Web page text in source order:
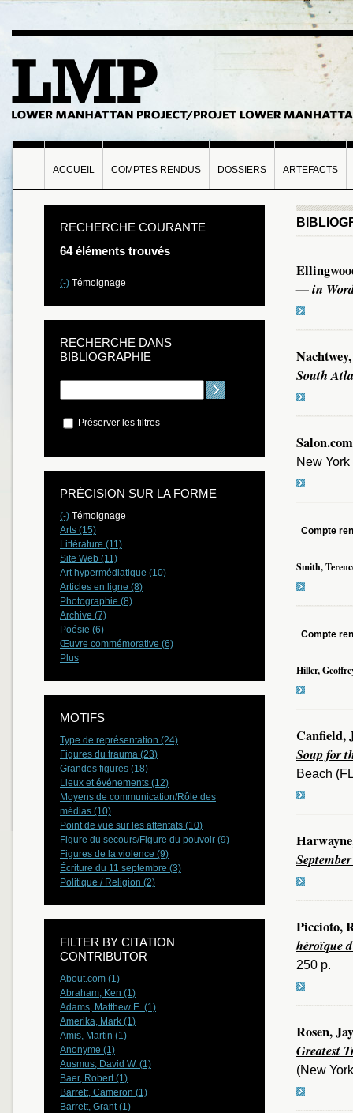
ACCUEIL COMPTES RENDUS DOSSIERS ARTEFACTS
— in
South
Salon.com
New
Compte
Smith,
Compte
Hiller,
Canfield,
Soup for
Beach
Piccioto,
héroïque
250 p.
Rosen,
Greatest
(New
RECHERCHE COURANTE
64 éléments trouvés
(-) Témoignage
RECHERCHE DANS
BIBLIOGRAPHIE
Préserver les filtres
PRÉCISION SUR LA FORME
(-) Témoignage
Arts (15)
Littérature (11)
Site Web (11)
Art hypermédiatique (10)
Articles en ligne (8)
Photographie (8)
Archive (7)
Poésie (6)
Œuvre commémorative (6)
Plus
MOTIFS
Type de représentation (24)
Figures du trauma (23)
Grandes figures (18)
Lieux et événements (12)
Moyens de communication/Rôle des
médias (10)
Point de vue sur les attentats (10)
Figure du secours/Figure du pouvoir (9)
Figures de la violence (9)
Écriture du 11 septembre (3)
Politique / Religion (2)
FILTER BY CITATION
CONTRIBUTOR
About.com (1)
Abraham, Ken (1)
Adams, Matthew E. (1)
Amerika, Mark (1)
Amis, Martin (1)
Anonyme (1)
Ausmus, David W. (1)
Baer, Robert (1)
Barrett, Cameron (1)
Barrett, Grant (1)